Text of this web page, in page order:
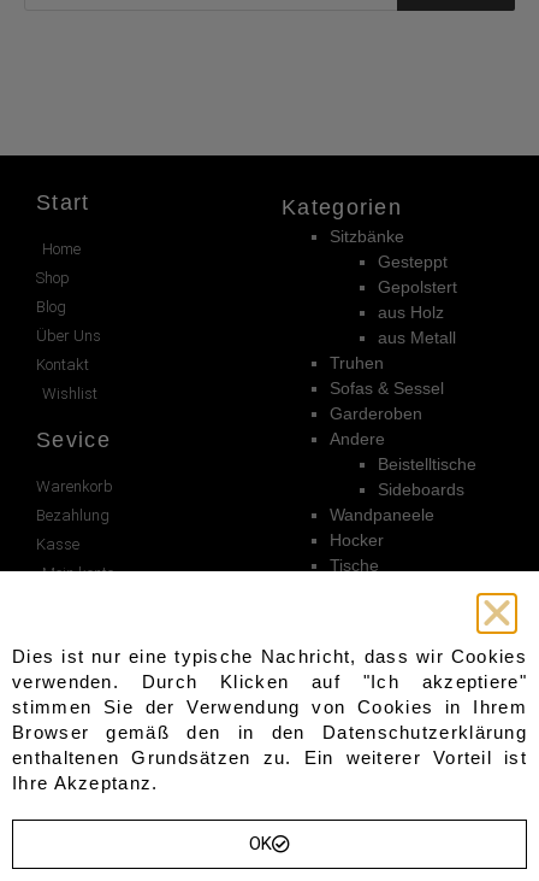
Start
Home
Shop
Blog
Über Uns
Kontakt
Wishlist
Sevice
Warenkorb
Bezahlung
Kasse
Mein konto
Kategorien
Sitzbänke
Gesteppt
Gepolstert
aus Holz
aus Metall
Truhen
Sofas & Sessel
Garderoben
Andere
Beistelltische
Sideboards
Wandpaneele
Hocker
Tische
Unterlagen
AGB
Cookie Richtlinie
Datenschutzerklärung
Impressum
Widerrufsrecht
Folge uns
Facebook
Pinterest
Instagram
Dies ist nur eine typische Nachricht, dass wir Cookies
verwenden. Durch Klicken auf "Ich akzeptiere"
stimmen Sie der Verwendung von Cookies in Ihrem
Browser gemäß den in den Datenschutzerklärung
enthaltenen Grundsätzen zu. Ein weiterer Vorteil ist
Ihre Akzeptanz.
OK